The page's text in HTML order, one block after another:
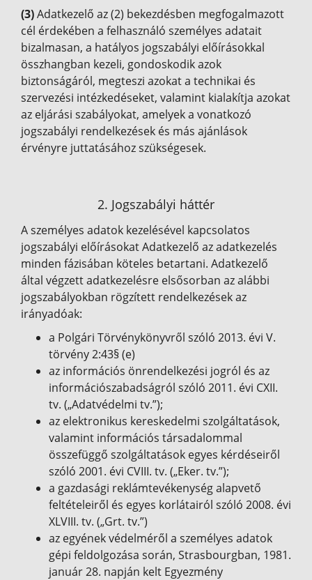
(3)Adatkezelő az (2) bekezdésben megfogalmazott
cél érdekében a felhasználó személyes adatait
bizalmasan, a hatályos jogszabályi előírásokkal
összhangban kezeli, gondoskodik azok
biztonságáról, megteszi azokat a technikai és
szervezési intézkedéseket, valamint kialakítja azokat
az eljárási szabályokat, amelyek a vonatkozó
jogszabályi rendelkezések és más ajánlások
érvényre juttatásához szükségesek.
2. Jogszabályi háttér
A személyes adatok kezelésével kapcsolatos
jogszabályi előírásokat Adatkezelő az adatkezelés
minden fázisában köteles betartani. Adatkezelő
által végzett adatkezelésre elsősorban az alábbi
jogszabályokban rögzített rendelkezések az
irányadóak:
a Polgári Törvénykönyvről szóló 2013. évi V.
törvény 2:43§ (e)
az információs önrendelkezési jogról és az
információszabadságról szóló 2011. évi CXII.
tv. („Adatvédelmi tv.”);
az elektronikus kereskedelmi szolgáltatások,
valamint információs társadalommal
összefüggő szolgáltatások egyes kérdéseiről
szóló 2001. évi CVIII. tv. („Eker. tv.”);
a gazdasági reklámtevékenység alapvető
feltételeiről és egyes korlátairól szóló 2008. évi
XLVIII. tv. („Grt. tv.”)
az egyének védelméről a személyes adatok
gépi feldolgozása során, Strasbourgban, 1981.
január 28. napján kelt Egyezmény